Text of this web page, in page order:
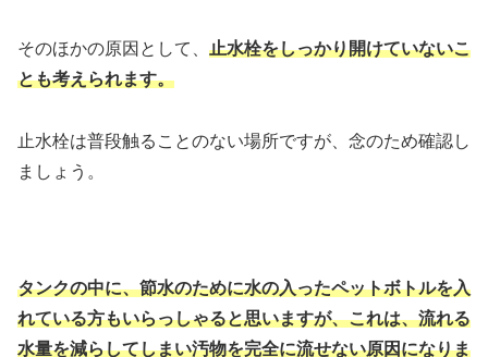
そのほかの原因として、 止水栓をしっかり開けていないこ
とも考えられます。
止水栓は普段触ることのない場所ですが、念のため確認し
ましょう。
タンクの中に、節水のために水の入ったペットボトルを入
れている方もいらっしゃると思いますが、これは、流れる
水量を減らしてしまい汚物を完全に流せない原因になりま